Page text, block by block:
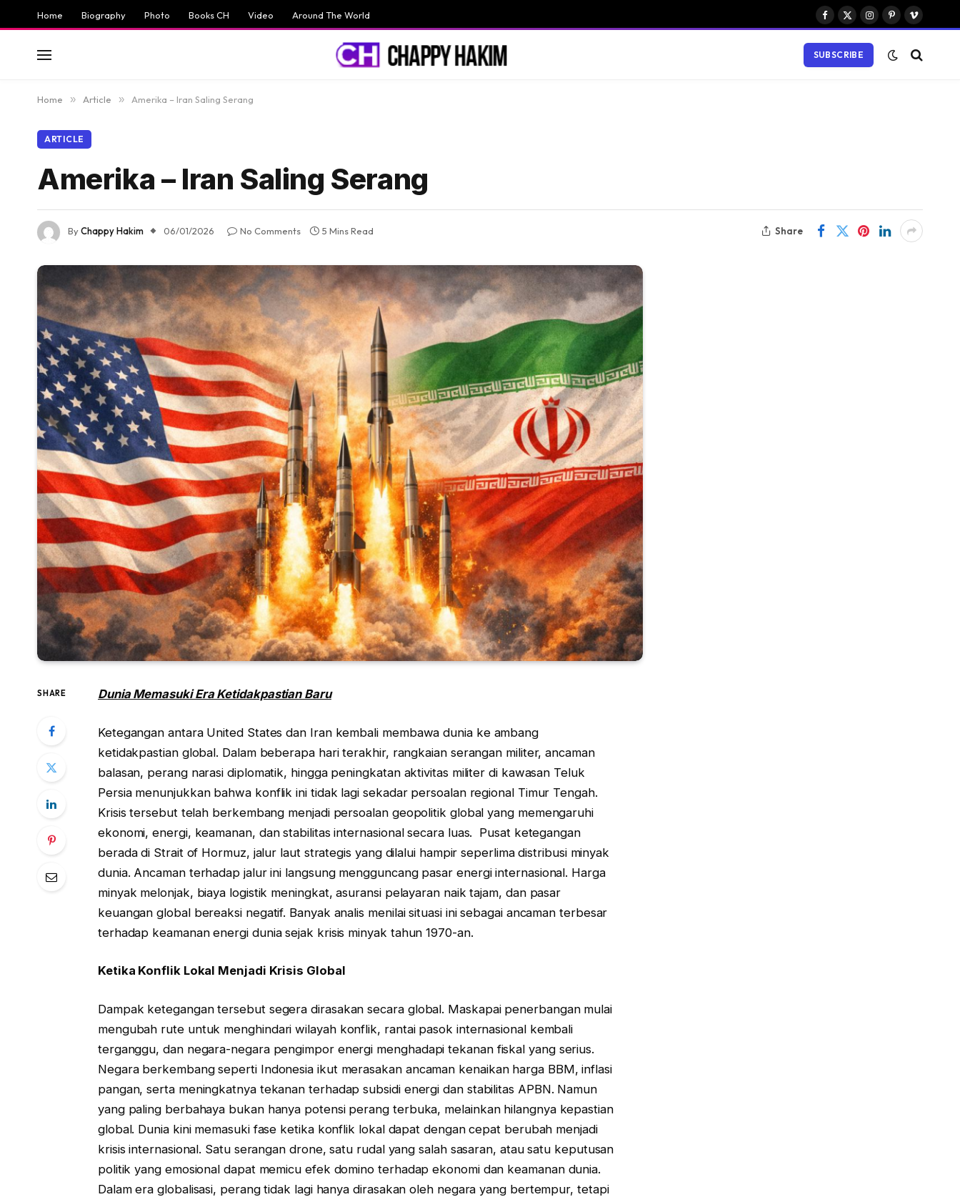
Home Biography Photo Books CH Video Around The World
Facebook
X
Instagram
PinterestVimeo
SUBSCRIBE
Home » Article » Amerika – Iran Saling Serang
ARTICLE
Amerika – Iran Saling Serang
ByChappy Hakim 06/01/2026 No Comments 5 Mins Read Share
SHARE Dunia Memasuki Era Ketidakpastian Baru
Ketegangan antara United States dan Iran kembali membawa dunia ke ambang
ketidakpastian global. Dalam beberapa hari terakhir, rangkaian serangan militer, ancaman
balasan, perang narasi diplomatik, hingga peningkatan aktivitas militer di kawasan Teluk
Persia menunjukkan bahwa konflik ini tidak lagi sekadar persoalan regional Timur Tengah.
Krisis tersebut telah berkembang menjadi persoalan geopolitik global yang memengaruhi
ekonomi, energi, keamanan, dan stabilitas internasional secara luas. Pusat ketegangan
berada di Strait of Hormuz, jalur laut strategis yang dilalui hampir seperlima distribusi minyak
dunia. Ancaman terhadap jalur ini langsung mengguncang pasar energi internasional. Harga
minyak melonjak, biaya logistik meningkat, asuransi pelayaran naik tajam, dan pasar
keuangan global bereaksi negatif. Banyak analis menilai situasi ini sebagai ancaman terbesar
terhadap keamanan energi dunia sejak krisis minyak tahun 1970-an.
Ketika Konflik Lokal Menjadi Krisis Global
Dampak ketegangan tersebut segera dirasakan secara global. Maskapai penerbangan mulai
mengubah rute untuk menghindari wilayah konflik, rantai pasok internasional kembali
terganggu, dan negara-negara pengimpor energi menghadapi tekanan fiskal yang serius.
Negara berkembang seperti Indonesia ikut merasakan ancaman kenaikan harga BBM, inflasi
pangan, serta meningkatnya tekanan terhadap subsidi energi dan stabilitas APBN. Namun
yang paling berbahaya bukan hanya potensi perang terbuka, melainkan hilangnya kepastian
global. Dunia kini memasuki fase ketika konflik lokal dapat dengan cepat berubah menjadi
krisis internasional. Satu serangan drone, satu rudal yang salah sasaran, atau satu keputusan
politik yang emosional dapat memicu efek domino terhadap ekonomi dan keamanan dunia.
Dalam era globalisasi, perang tidak lagi hanya dirasakan oleh negara yang bertempur, tetapi